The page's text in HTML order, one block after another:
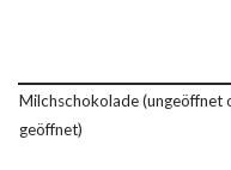
Milchschokolade (ungeöffnet
geöffnet)